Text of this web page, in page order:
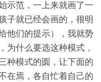
示范，一上来就画了一
子就已经会画的，很明
他们的提示），我就势
为什么要选这种模式，
种模式的圆，让下面的
在焉，各自忙着自己的